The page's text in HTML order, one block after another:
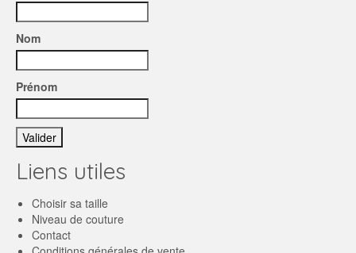
Nom
Prénom
Liens utiles
Choisir sa taille
Niveau de couture
Contact